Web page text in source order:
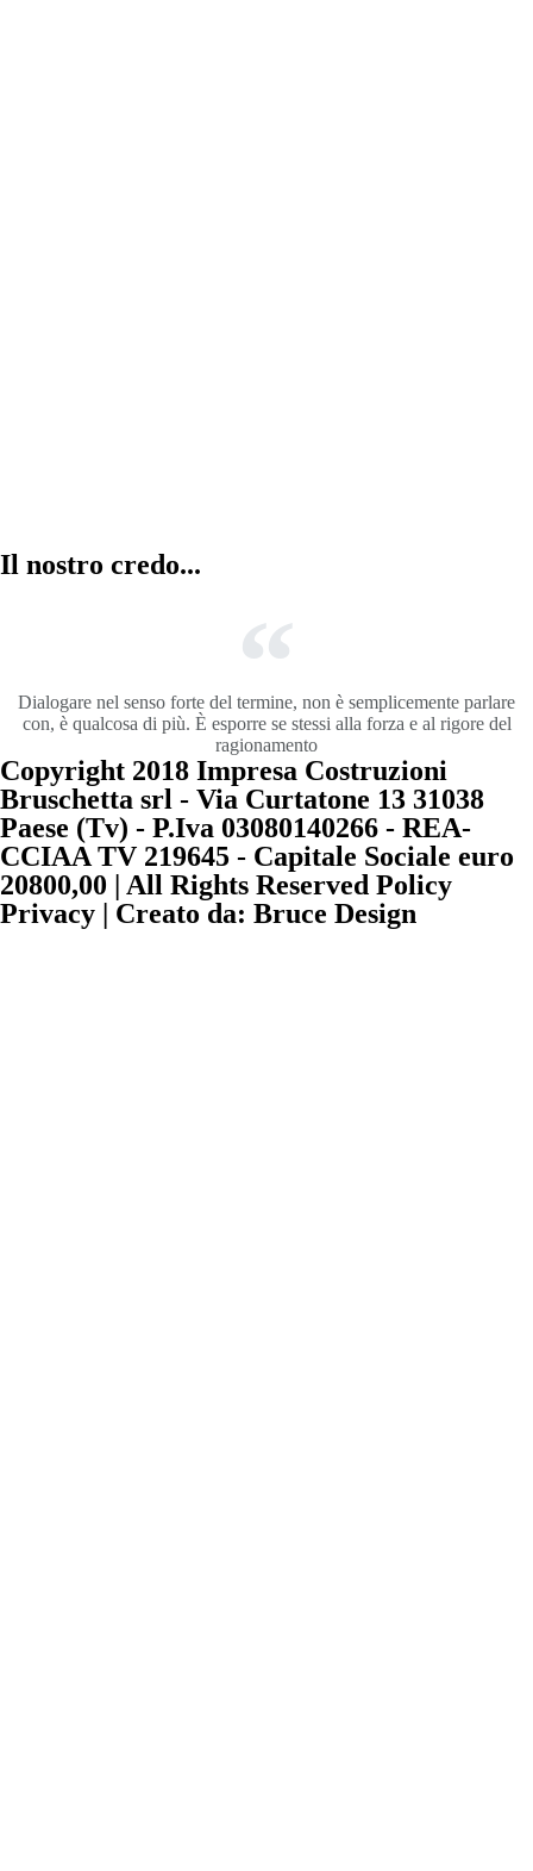
Il nostro credo...
Dialogare nel senso forte del termine, non è semplicemente parlare
con, è qualcosa di più. È esporre se stessi alla forza e al rigore del
ragionamento
Copyright 2018 Impresa Costruzioni
Bruschetta srl - Via Curtatone 13 31038
Paese (Tv) - P.Iva 03080140266 - REA-
CCIAA TV 219645 - Capitale Sociale euro
20800,00 | All Rights Reserved Policy
Privacy | Creato da: Bruce Design